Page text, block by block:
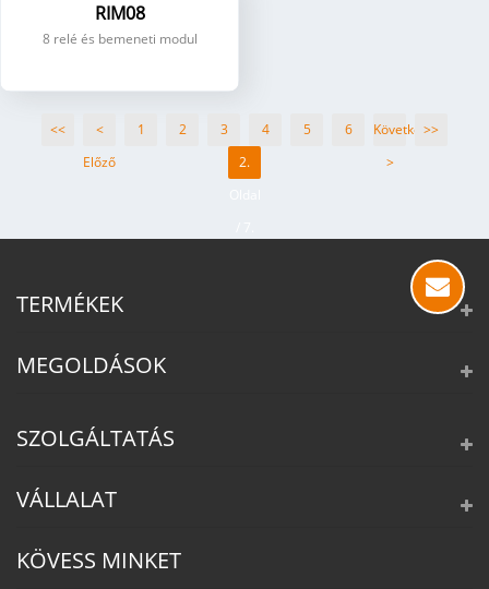
RIM08
8 relé és bemeneti modul
<<
<
Előző
1 2 3 4 5 6
Következő
>
>>
2.
TERMÉKEK
MEGOLDÁSOK
SZOLGÁLTATÁS
VÁLLALAT
KÖVESS MINKET